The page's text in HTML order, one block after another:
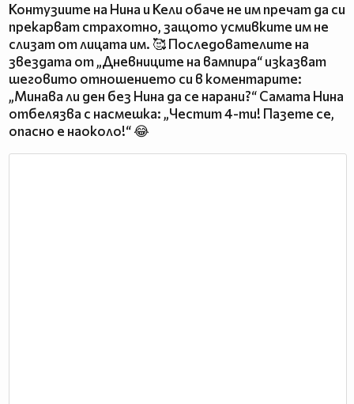
Контузиите на Нина и Кели обаче не им пречат да си
прекарват страхотно, защото усмивките им не
слизат от лицата им. 🥰 Последователите на
звездата от „Дневниците на вампира“ изказват
шеговито отношението си в коментарите:
„Минава ли ден без Нина да се нарани?“ Самата Нина
отбелязва с насмешка: „Честит 4-ти! Пазете сe,
опасно е наоколо!“ 😂